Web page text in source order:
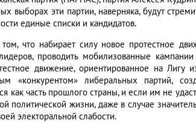
выборах эти партии, наверняка, будут
единые списки и кандидатов.
что набирает силу новое протестное
проводить мобилизованные
движение, ориентированное на Лигу
«конкурентом» либеральных партий,
часть прошлого страны, и если им не
политической жизни, даже в случае
электоральной слабости.